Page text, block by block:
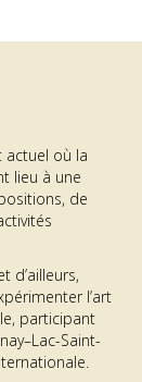
actuel où la
lieu à une
de
d’ailleurs,
l’art
participant
Saint-
–
d’emploi –